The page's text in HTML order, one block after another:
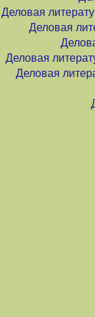
Деловая
Деловая
Деловая
Деловая